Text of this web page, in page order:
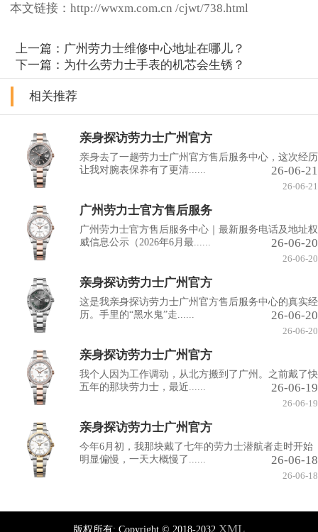
本文链接：http://wwxm.com.cn /cjwt/738.html
上一篇： 广州劳力士维修中心地址在哪儿？
下一篇： 为什么劳力士手表的机芯会生锈？
相关推荐
亲身探访劳力士广州官方
亲身去了一趟劳力士广州官方售后服务中心，这次经历
让我对腕表保养有了更清......
26-06-21
26-06-21
广州劳力士官方售后服务
广州劳力士官方售后服务中心｜最新服务电话及地址权
威信息公示（2026年6月最......
26-06-20
26-06-20
亲身探访劳力士广州官方
这是我亲身探访劳力士广州官方售后服务中心的真实经
历。手里的“黑水鬼”走......
26-06-20
26-06-20
亲身探访劳力士广州官方
我个人因为工作调动，从北方搬到了广州。之前戴了快
五年的那块劳力士，最近......
26-06-19
26-06-19
亲身探访劳力士广州官方
今年6月初，我那块戴了七年的劳力士潜航者走时开始
明显偏慢，一天大概慢了......
26-06-18
26-06-18
版权所有: Copyright © 2018-2032 XML